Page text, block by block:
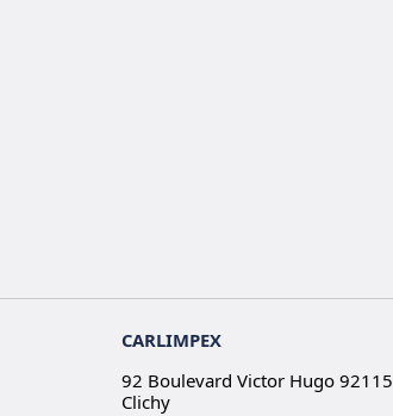
CARLIMPEX
92 Boulevard Victor Hugo 92115
Clichy